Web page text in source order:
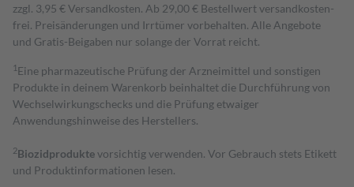
zzgl. 3,95 € Versandkosten. Ab 29,00 € Bestell­wert versand­kosten­
frei. Preisänderungen und Irrtümer vorbehalten. Alle Angebote
und Gratis-Beigaben nur solange der Vorrat reicht.
1 Eine pharmazeutische Prüfung der Arzneimittel und sonstigen
Produkte in deinem Warenkorb beinhaltet die Durchführung von
Wechselwirkungschecks und die Prüfung etwaiger
Anwendungshinweise des Herstellers.
2Biozidproduktevorsichtig verwenden. Vor Gebrauch stets Etikett
und Produktinformationen lesen.